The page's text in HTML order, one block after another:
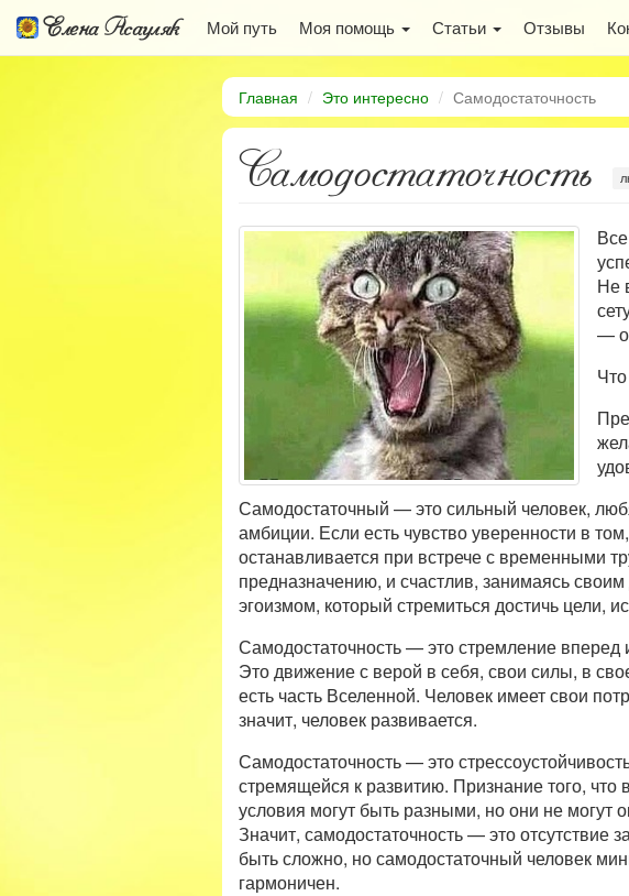
Елена Асауляк Мой путь Моя помощь Статьи Отзывы
Главная Это интересно Самодостаточность
Самодостаточность
Не
—
Самодостаточный — это сильный человек,
амбиции. Если есть чувство уверенности в
останавливается при встрече с временными
предназначению, и счастлив, занимаясь
эгоизмом, который стремиться достичь цели,
Самодостаточность — это стремление вперед
Это движение с верой в себя, свои силы, в
есть часть Вселенной. Человек имеет свои
значит, человек развивается.
Самодостаточность — это
стремящейся к развитию. Признание того,
условия могут быть разными, но они не могут
Значит, самодостаточность — это отсутствие
быть сложно, но самодостаточный человек
гармоничен.